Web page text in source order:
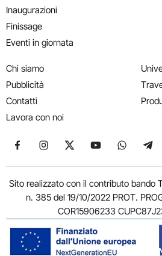
Inaugurazioni
Finissage
Eventi in giornata
Chi siamo
Pubblicità
Contatti
Lavora con noi
Seguici su Facebook
Seguici su Instagram
Seguici su X
Seguici su
Seguici
Sito realizzato con il contributo bando
n. 385 del 19/10/2022 PROT.
COR15906233